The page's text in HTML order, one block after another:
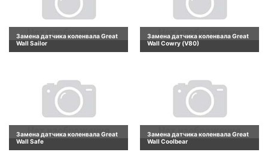
Замена датчика коленвала Great
Wall Sailor
Замена датчика коленвала Great
Wall Cowry (V80)
Замена датчика коленвала Great
Wall Safe
Замена датчика коленвала Great
Wall Coolbear